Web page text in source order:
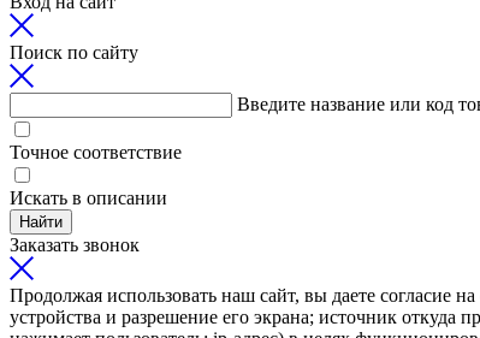
Поиск по сайту
Введите название или код
Точное соответствие
Искать в описании
Найти
Заказать звонок
Продолжая использовать наш сайт, вы даете согласие
устройства и разрешение его экрана; источник откуда